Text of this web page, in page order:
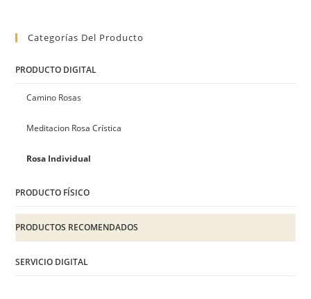
Categorías Del Producto
PRODUCTO DIGITAL
Camino Rosas
Meditacion Rosa Crística
Rosa Individual
PRODUCTO FÍSICO
PRODUCTOS RECOMENDADOS
SERVICIO DIGITAL